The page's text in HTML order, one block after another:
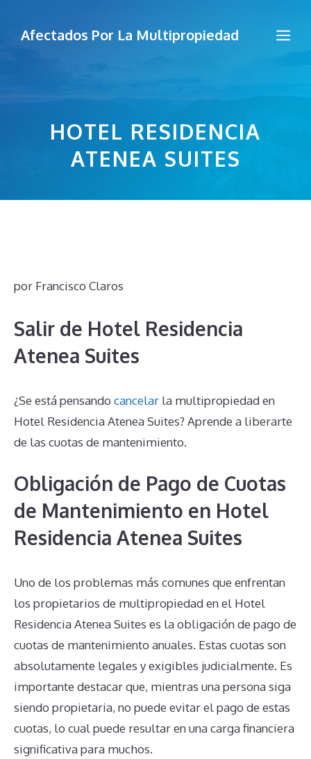
Afectados Por La Multipropiedad
HOTEL RESIDENCIA
ATENEA SUITES
por Francisco Claros
Salir de Hotel Residencia
Atenea Suites
¿Se está pensando cancelar la multipropiedad en
Hotel Residencia Atenea Suites? Aprende a liberarte
de las cuotas de mantenimiento.
Obligación de Pago de Cuotas
de Mantenimiento en Hotel
Residencia Atenea Suites
Uno de los problemas más comunes que enfrentan
los propietarios de multipropiedad en el Hotel
Residencia Atenea Suites es la obligación de pago de
cuotas de mantenimiento anuales. Estas cuotas son
absolutamente legales y exigibles judicialmente. Es
importante destacar que, mientras una persona siga
siendo propietaria, no puede evitar el pago de estas
cuotas, lo cual puede resultar en una carga financiera
significativa para muchos.